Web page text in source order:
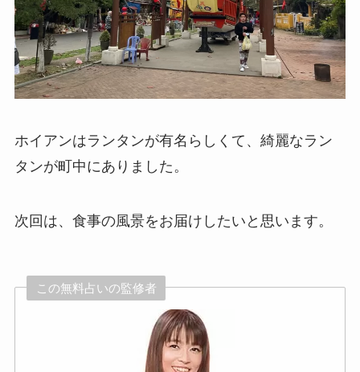
ホイアンはランタンが有名らしくて、綺麗なラン
タンが町中にありました。
次回は、食事の風景をお届けしたいと思います。
この無料占いの監修者